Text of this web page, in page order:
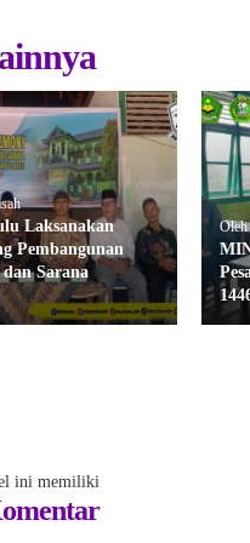
Laksanakan
Pembangunan
Sarana
Oleh
ini memiliki